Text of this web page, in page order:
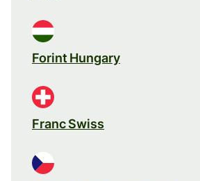
Forint Hungary
Franc Swiss